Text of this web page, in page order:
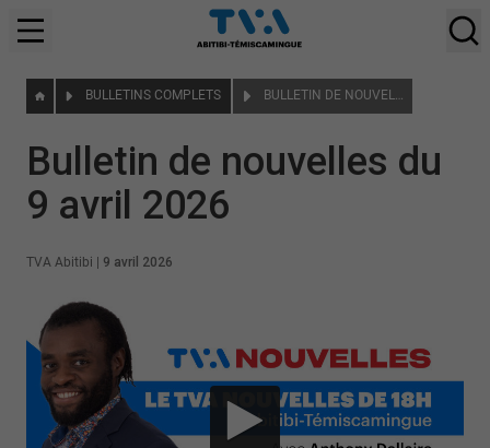
BULLETINS COMPLETS BULLETIN DE NOUVELLES DU 9 AVRIL 2026
Bulletin de nouvelles du
9 avril 2026
TVA Abitibi 9 avril 2026